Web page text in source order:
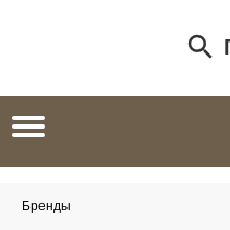
Toggle
navigation
Бренды